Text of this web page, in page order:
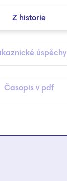
Z historie
úspěchy
Časopis v pdf